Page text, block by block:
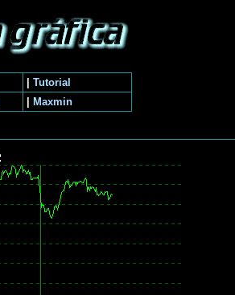
Tutorial
Maxmin